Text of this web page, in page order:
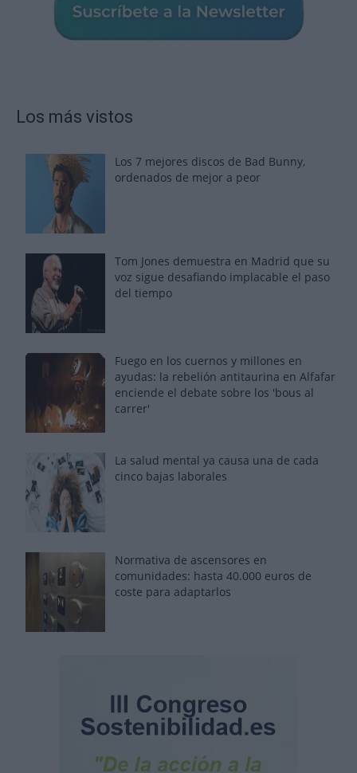
Los más vistos
Los 7 mejores discos de Bad Bunny,
ordenados de mejor a peor
Tom Jones demuestra en Madrid que su
voz sigue desafiando implacable el paso
del tiempo
Fuego en los cuernos y millones en
ayudas: la rebelión antitaurina en Alfafar
enciende el debate sobre los 'bous al
carrer'
La salud mental ya causa una de cada
cinco bajas laborales
Normativa de ascensores en
comunidades: hasta 40.000 euros de
coste para adaptarlos